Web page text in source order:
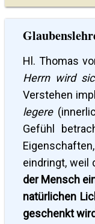
Hl. Thomas
Herrn wird
Verstehen
legere
Gefühl
eindringt, weil
der Mensch
natürlichen
geschenkt